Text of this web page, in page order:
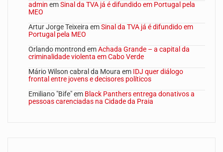
admin emSinal da TVA já é difundido em Portugal pela
MEO
Artur Jorge Teixeira emSinal da TVA já é difundido em
Portugal pela MEO
Orlando montrond emAchada Grande – a capital da
criminalidade violenta em Cabo Verde
Mário Wilson cabral da Moura em IDJ quer diálogo
frontal entre jovens e decisores políticos
Emiliano "Bife"em Black Panthers entrega donativos a
pessoas carenciadas na Cidade da Praia